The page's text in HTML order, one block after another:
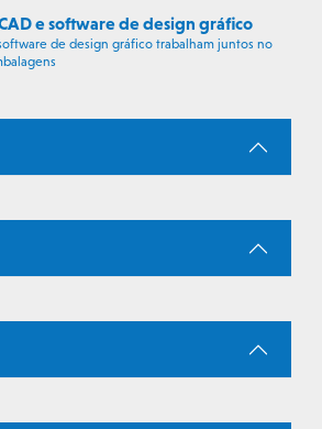
e software de design gráfico
de design gráfico trabalham juntos no